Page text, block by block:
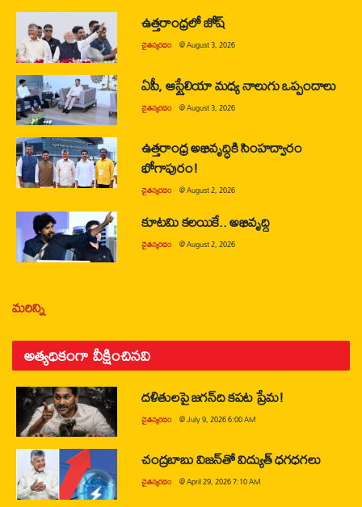
ఉత్తరాంధ్రలో జోష్
చైతన్యరధం @August 3, 2026
ఏపీ, ఆస్ట్రేలియా మధ్య నాలుగు ఒప్పందాలు
చైతన్యరధం @August 3, 2026
ఉత్తరాంధ్ర అభివృద్ధికి సింహద్వారం
భోగాపురం!
చైతన్యరధం @August 2, 2026
కూటమి కలయికే.. అభివృద్ధి
చైతన్యరధం @August 2, 2026
మరిన్ని
అత్యధికంగా వీక్షించినవి
దళితులపై జగన్‌ది కపట ప్రేమ!
చైతన్యరధం @July 9, 2026 6:00 AM
చంద్రబాబు విజన్‌తో విద్యుత్ ధగధగలు
చైతన్యరధం @April 29, 2026 7:10 AM